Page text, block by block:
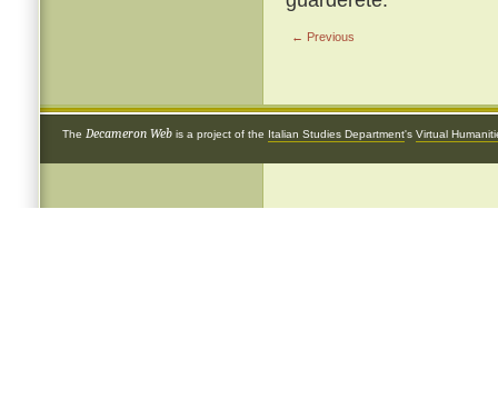
← Previous
The Decameron Web is a project of the Italian Studies Department's Virtual